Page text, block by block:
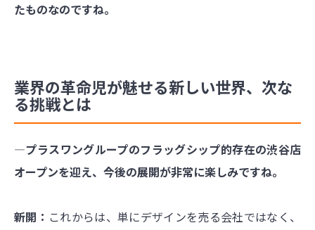
たものなのですね。
業界の革命児が魅せる新しい世界、次な
る挑戦とは
―プラスワングループのフラッグシップ的存在の渋谷店
オープンを迎え、今後の展開が非常に楽しみですね。
新開： これからは、単にデザインを売る会社ではなく、